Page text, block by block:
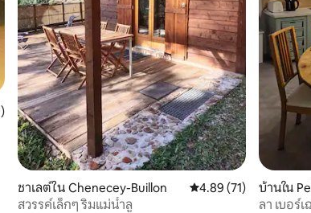
ฉลี่ย 5 จาก 5, 31 รีวิว
ชาเลต์ใน Chenecey-Buillon คะแนนเฉลี่ย 4.89 จาก
4.89 (71)
สวรรค์เล็กๆ ริมแม่น้ำลู
บ้านใน
ลา เบอร์